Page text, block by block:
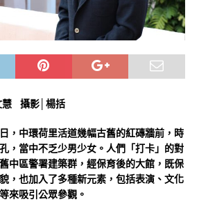
攝影│楊括
，中環荷里活道幾幅古舊的紅磚牆前，時
，當中不乏少男少女。人們「打卡」的對
中區警署建築群，經保育後的大館，既保
，也加入了多種新元素，包括表演、文化
來吸引公眾參觀。